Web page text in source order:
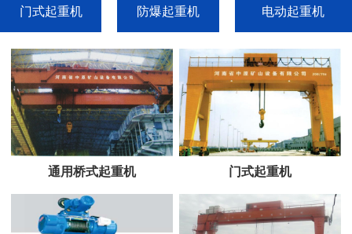
门式起重机 防爆起重机 电动起重机
通用桥式起重机 门式起重机